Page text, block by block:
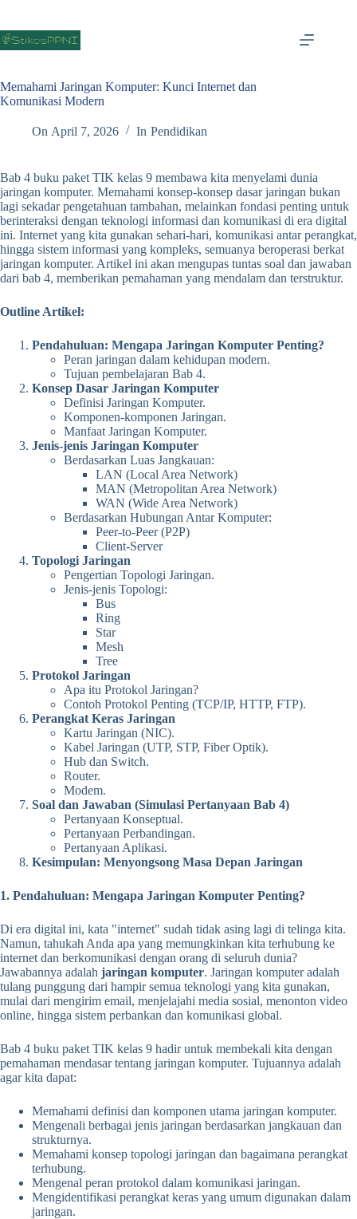
content
Memahami Jaringan Komputer: Kunci Internet dan
Komunikasi Modern
On April 7, 2026 In Pendidikan
Bab 4 buku paket TIK kelas 9 membawa kita menyelami dunia
jaringan komputer. Memahami konsep-konsep dasar jaringan bukan
lagi sekadar pengetahuan tambahan, melainkan fondasi penting untuk
berinteraksi dengan teknologi informasi dan komunikasi di era digital
ini. Internet yang kita gunakan sehari-hari, komunikasi antar perangkat,
hingga sistem informasi yang kompleks, semuanya beroperasi berkat
jaringan komputer. Artikel ini akan mengupas tuntas soal dan jawaban
dari bab 4, memberikan pemahaman yang mendalam dan terstruktur.
Outline Artikel:
Pendahuluan: Mengapa Jaringan Komputer Penting?
Peran jaringan dalam kehidupan modern.
Tujuan pembelajaran Bab 4.
Konsep Dasar Jaringan Komputer
Definisi Jaringan Komputer.
Komponen-komponen Jaringan.
Manfaat Jaringan Komputer.
Jenis-jenis Jaringan Komputer
Berdasarkan Luas Jangkauan:
LAN (Local Area Network)
MAN (Metropolitan Area Network)
WAN (Wide Area Network)
Berdasarkan Hubungan Antar Komputer:
Peer-to-Peer (P2P)
Client-Server
Topologi Jaringan
Pengertian Topologi Jaringan.
Jenis-jenis Topologi:
Bus
Ring
Star
Mesh
Tree
Protokol Jaringan
Apa itu Protokol Jaringan?
Contoh Protokol Penting (TCP/IP, HTTP, FTP).
Perangkat Keras Jaringan
Kartu Jaringan (NIC).
Kabel Jaringan (UTP, STP, Fiber Optik).
Hub dan Switch.
Router.
Modem.
Soal dan Jawaban (Simulasi Pertanyaan Bab 4)
Pertanyaan Konseptual.
Pertanyaan Perbandingan.
Pertanyaan Aplikasi.
Kesimpulan: Menyongsong Masa Depan Jaringan
1. Pendahuluan: Mengapa Jaringan Komputer Penting?
Di era digital ini, kata "internet" sudah tidak asing lagi di telinga kita.
Namun, tahukah Anda apa yang memungkinkan kita terhubung ke
internet dan berkomunikasi dengan orang di seluruh dunia?
Jawabannya adalah jaringan komputer. Jaringan komputer adalah
tulang punggung dari hampir semua teknologi yang kita gunakan,
mulai dari mengirim email, menjelajahi media sosial, menonton video
online, hingga sistem perbankan dan komunikasi global.
Bab 4 buku paket TIK kelas 9 hadir untuk membekali kita dengan
pemahaman mendasar tentang jaringan komputer. Tujuannya adalah
agar kita dapat:
Memahami definisi dan komponen utama jaringan komputer.
Mengenali berbagai jenis jaringan berdasarkan jangkauan dan
strukturnya.
Memahami konsep topologi jaringan dan bagaimana perangkat
terhubung.
Mengenal peran protokol dalam komunikasi jaringan.
Mengidentifikasi perangkat keras yang umum digunakan dalam
jaringan.